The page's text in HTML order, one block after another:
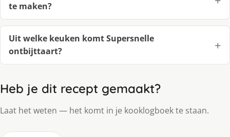
te maken?
Uit welke keuken komt Supersnelle
ontbijttaart?
Heb je dit recept gemaakt?
Laat het weten — het komt in je kooklogboek te staan.